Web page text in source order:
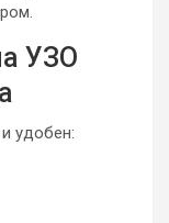
УЗО
удобен: